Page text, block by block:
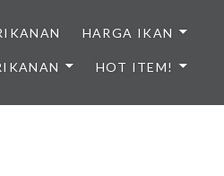
HARGA IKAN
HOT ITEM!